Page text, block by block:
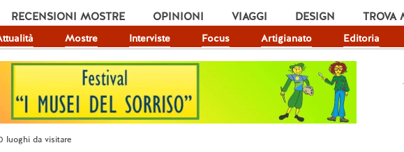
Mostre Interviste Focus Artigianato Editoria
RECENSIONI MOSTRE OPINIONI VIAGGI DESIGN TROVA
luoghi da visitare